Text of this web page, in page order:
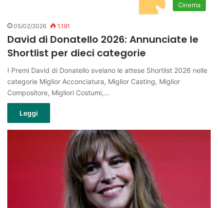
Cinema
05/02/2026 1.191
David di Donatello 2026: Annunciate le
Shortlist per dieci categorie
I Premi David di Donatello svelano le attese Shortlist 2026 nelle
categorie Miglior Acconciatura, Miglior Casting, Miglior
Compositore, Migliori Costumi,…
Leggi